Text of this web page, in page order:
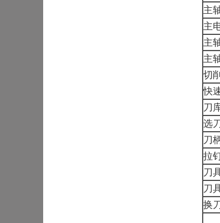
主
主
主
主
切
快
刀
选
刀
拉
刀
刀
换